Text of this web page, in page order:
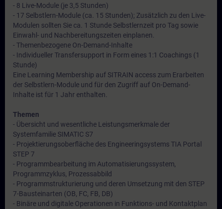
- 8 Live-Module (je 3,5 Stunden)
- 17 Selbstlern-Module (ca. 15 Stunden); Zusätzlich zu den Live-
Modulen sollten Sie ca. 1 Stunde Selbstlernzeit pro Tag sowie
Einwahl- und Nachbereitungszeiten einplanen.
- Themenbezogene On-Demand-Inhalte
- Individueller Transfersupport in Form eines 1:1 Coachings (1
Stunde)
Eine Learning Membership auf SITRAIN access zum Erarbeiten
der Selbstlern-Module und für den Zugriff auf On-Demand-
Inhalte ist für 1 Jahr enthalten.
Themen
- Übersicht und wesentliche Leistungsmerkmale der
Systemfamilie SIMATIC S7
- Projektierungsoberfläche des Engineeringsystems TIA Portal
STEP 7
- Programmbearbeitung im Automatisierungssystem,
Programmzyklus, Prozessabbild
- Programmstrukturierung und deren Umsetzung mit den STEP
7-Bausteinarten (OB, FC, FB, DB)
- Binäre und digitale Operationen in Funktions- und Kontaktplan